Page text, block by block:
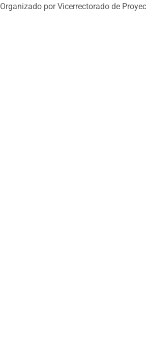
Organizado por Vicerrectorado de